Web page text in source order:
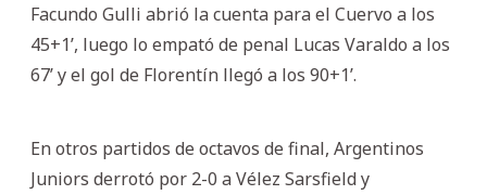
Facundo Gulli abrió la cuenta para el Cuervo a los
45+1’, luego lo empató de penal Lucas Varaldo a los
67’ y el gol de Florentín llegó a los 90+1’.
En otros partidos de octavos de final, Argentinos
Juniors derrotó por 2-0 a Vélez Sarsfield y